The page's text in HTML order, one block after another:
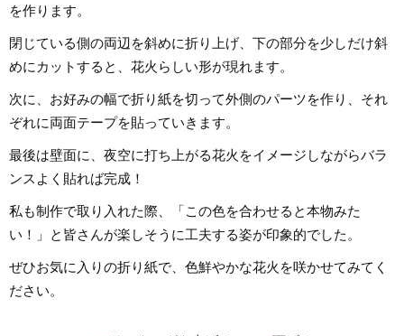
を作ります。
閉じている側の両辺を斜めに折り上げ、下の部分を少しだけ斜
めにカットすると、花火らしい形が現れます。
次に、お好みの幅で折り紙を切って外側のパーツを作り、それ
ぞれに両面テープを貼っていきます。
最後は壁面に、夜空に打ち上がる花火をイメージしながらバラ
ンスよく貼れば完成！
私も制作で取り入れた際、「この色を合わせると本物みた
い！」と皆さんが楽しそうに工夫する姿が印象的でした。
ぜひお気に入りの折り紙で、色鮮やかな花火を咲かせてみてく
ださい。